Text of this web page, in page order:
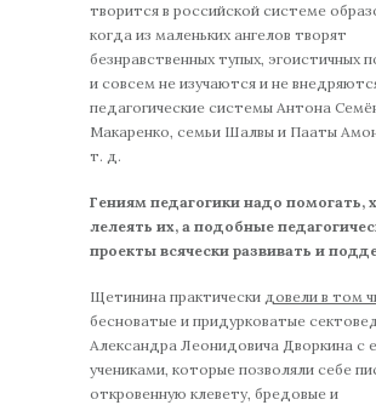
творится в российской системе
когда из маленьких ангелов творят
безнравственных тупых, эгоистичных
и совсем не изучаются и не
педагогические системы Антона
Макаренко, семьи Шалвы и Пааты
т. д.
Гениям педагогики надо помогать,
лелеять их, а подобные
проекты всячески развивать и
Щетинина практически довели в том
бесноватые и придурковатые
Александра Леонидовича Дворкина с
учениками, которые позволяли себе
откровенную клевету, бредовые и